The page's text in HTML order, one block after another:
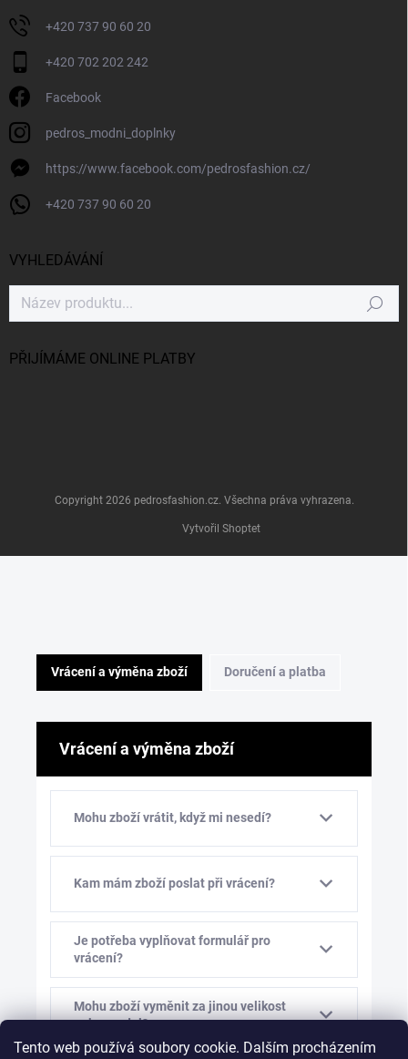
Tento web používá soubory cookie. Dalším procházením
+420 737 90 60 20
+420 702 202 242
Facebook
pedros_modni_doplnky
https://www.facebook.com/pedrosfashion.cz/
+420 737 90 60 20
VYHLEDÁVÁNÍ
Hledat
PŘIJÍMÁME ONLINE PLATBY
Vytvořil Shoptet
Copyright 2026 pedrosfashion.cz. Všechna práva vyhrazena.
Vrácení a výměna zboží Doručení a platba
Vrácení a výměna zboží
Mohu zboží vrátit, když mi nesedí?
Kam mám zboží poslat při vrácení?
Je potřeba vyplňovat formulář pro
vrácení?
Mohu zboží vyměnit za jinou velikost
nebo model?